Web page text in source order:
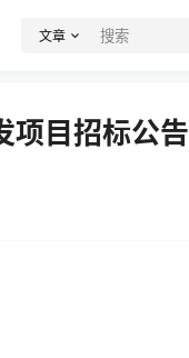
文章
项目招标公告